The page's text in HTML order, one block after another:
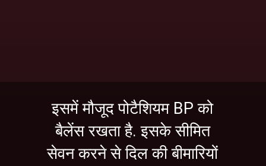
इसमें मौजूद पोटैशियम BP को
बैलेंस रखता है. इसके सीमित
सेवन करने से दिल की बीमारियों